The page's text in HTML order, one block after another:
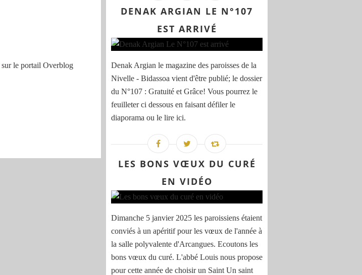
sur le portail Overblog
DENAK ARGIAN LE N°107
EST ARRIVÉ
Denak Argian le magazine des paroisses de la
Nivelle - Bidassoa vient d'être publié; le dossier
du N°107 : Gratuité et Grâce! Vous pourrez le
feuilleter ci dessous en faisant défiler le
diaporama ou le lire ici.
LES BONS VŒUX DU CURÉ
EN VIDÉO
Dimanche 5 janvier 2025 les paroissiens étaient
conviés à un apéritif pour les vœux de l'année à
la salle polyvalente d'Arcangues. Ecoutons les
bons vœux du curé. L'abbé Louis nous propose
pour cette année de choisir un Saint Un saint